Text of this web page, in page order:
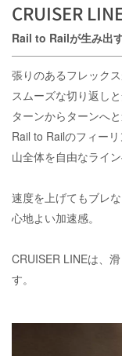
CRUISER
Rail to Railが生み出
張りのあるフレック
スムーズな切り返し
ターンからターンへ
Rail to Railのフィーリ
山全体を自由なライ
速度を上げてもブレな
心地よい加速感。
CRUISER LINEは、
す。